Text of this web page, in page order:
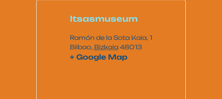
Itsasmuseum
Ramón de la Sota Kaia, 1
Bilbao, Bizkaia 48013
+ Google Map